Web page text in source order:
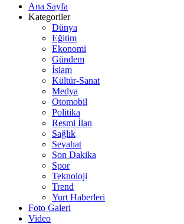
Ana Sayfa
Kategoriler
Dünya
Eğitim
Ekonomi
Gündem
İslam
Kültür-Sanat
Medya
Otomobil
Politika
Resmi İlan
Sağlık
Seyahat
Son Dakika
Spor
Teknoloji
Trend
Yurt Haberleri
Foto Galeri
Video